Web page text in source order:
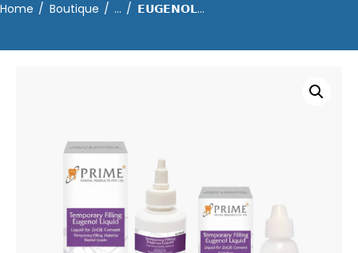
Home Boutique ... 𝗘𝗨𝗚𝗘𝗡𝗢𝗟...